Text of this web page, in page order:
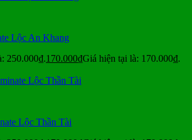
Lộc An Khang
250.000₫.170.000₫Giá hiện tại là: 170.000₫.
Lộc Thần Tài